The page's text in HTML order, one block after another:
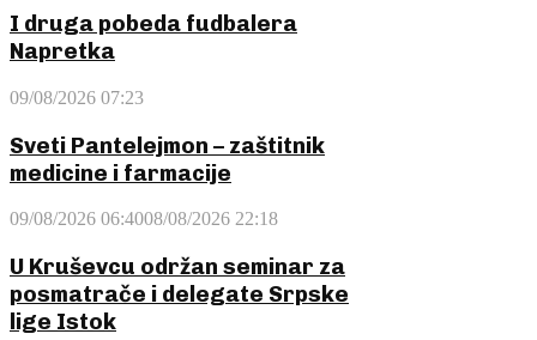
I druga pobeda fudbalera
Napretka
09/08/2026 07:23
Sveti Pantelejmon – zaštitnik
medicine i farmacije
09/08/2026 06:4008/08/2026 22:18
U Kruševcu održan seminar za
posmatrače i delegate Srpske
lige Istok